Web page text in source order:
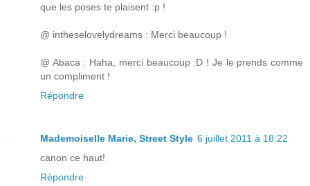
que les poses te plaisent :p !
@ intheselovelydreams : Merci beaucoup !
@ Abaca : Haha, merci beaucoup :D ! Je le prends comme
un compliment !
Répondre
Mademoiselle Marie, Street Style 6 juillet 2011 à 18:22
canon ce haut!
Répondre